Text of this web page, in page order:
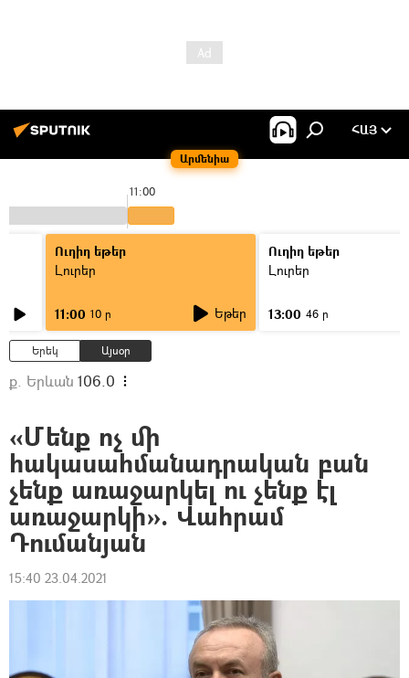
Արմենիա
ՀԱՅ
11:00
Ուղիղ եթեր
Լուրեր
11:00 10 ր Եթեր
Ուղիղ եթեր
Լուրեր
13:00 46 ր
Երեկ Այսօր
ք. Երևան 106.0
«Մենք ոչ մի
հակասահմանադրական բան
չենք առաջարկել ու չենք էլ
առաջարկի». Վահրամ
Դումանյան
15:40 23.04.2021